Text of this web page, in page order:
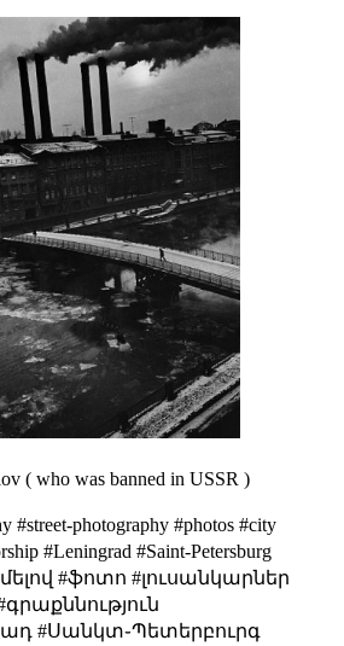
( who was banned in USSR )
#street-photography #photos #city
#Leningrad #Saint-Petersburg
#ֆոտո #լուսանկարներ
#Սանկտ֊Պետերբուրգ